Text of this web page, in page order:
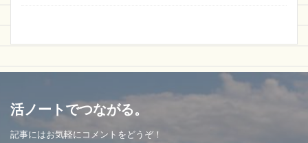
活ノートでつながる。
記事にはお気軽にコメントをどうぞ！